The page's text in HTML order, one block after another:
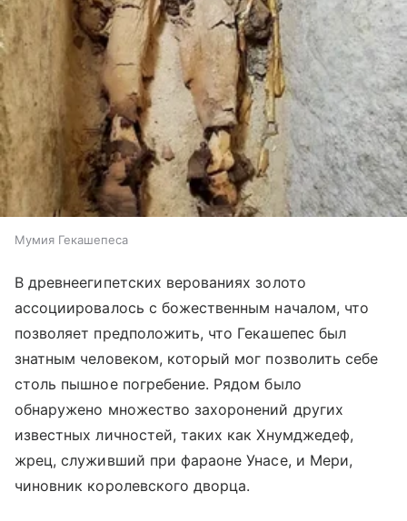
Мумия Гекашепеса
В древнеегипетских верованиях золото
ассоциировалось с божественным началом, что
позволяет предположить, что Гекашепес был
знатным человеком, который мог позволить себе
столь пышное погребение. Рядом было
обнаружено множество захоронений других
известных личностей, таких как Хнумджедеф,
жрец, служивший при фараоне Унасе, и Мери,
чиновник королевского дворца.